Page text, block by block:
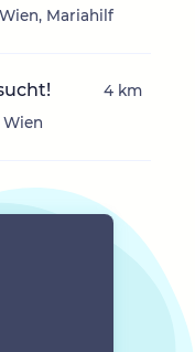
Mariahilf
Wien
4 km